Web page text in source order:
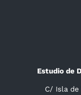
Estudio de
C/ Isla de